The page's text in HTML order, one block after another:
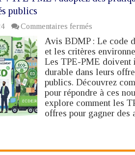
publics
Commentaires ferméssur
BDMP
:
TPE-
PME
adoptez
des
pratiques
durables
marchés
Avis BDMP : Le code
et les critères
Les TPE-PME doivent
durable dans leurs
publics. Découvrez
pour répondre à ces
explore comment les
offres pour gagner des